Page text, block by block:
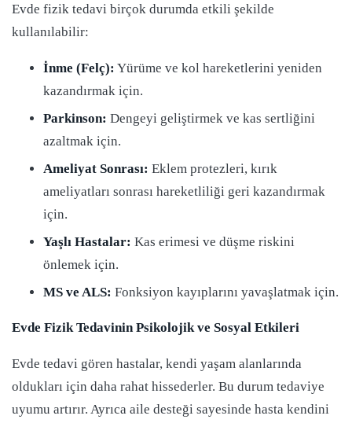
Evde fizik tedavi birçok durumda etkili şekilde
kullanılabilir:
İnme (Felç): Yürüme ve kol hareketlerini yeniden
kazandırmak için.
Parkinson: Dengeyi geliştirmek ve kas sertliğini
azaltmak için.
Ameliyat Sonrası: Eklem protezleri, kırık
ameliyatları sonrası hareketliliği geri kazandırmak
için.
Yaşlı Hastalar: Kas erimesi ve düşme riskini
önlemek için.
MS ve ALS: Fonksiyon kayıplarını yavaşlatmak için.
Evde Fizik Tedavinin Psikolojik ve Sosyal Etkileri
Evde tedavi gören hastalar, kendi yaşam alanlarında
oldukları için daha rahat hissederler. Bu durum tedaviye
uyumu artırır. Ayrıca aile desteği sayesinde hasta kendini